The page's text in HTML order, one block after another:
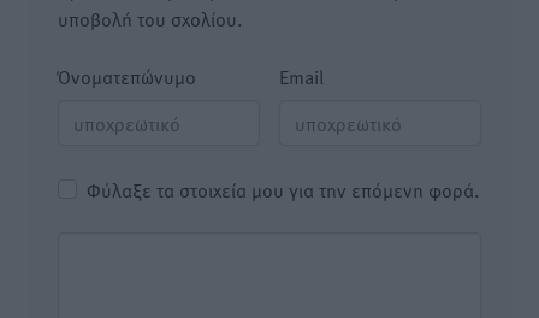
υποβολή του σχολίου.
Όνοματεπώνυμο Email
Φύλαξε τα στοιχεία μου για την επόμενη φορά.